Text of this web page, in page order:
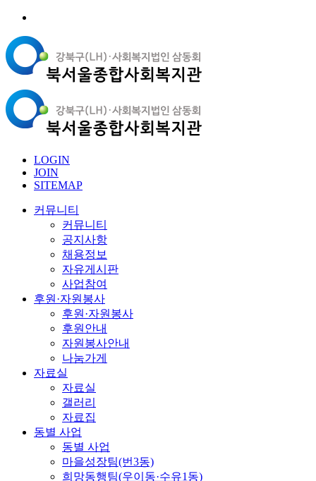
LOGIN
JOIN
SITEMAP
커뮤니티
커뮤니티
공지사항
채용정보
자유게시판
사업참여
후원·자원봉사
후원·자원봉사
후원안내
자원봉사안내
나눔가게
자료실
자료실
갤러리
자료집
동별 사업
동별 사업
마을성장팀(번3동)
희망동행팀(우이동·수유1동)